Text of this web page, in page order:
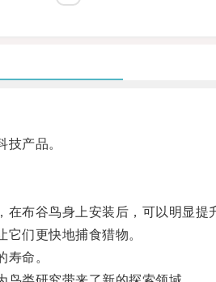
产品。
布谷鸟身上安装后，可以明显提
们更快地捕食猎物。
命。